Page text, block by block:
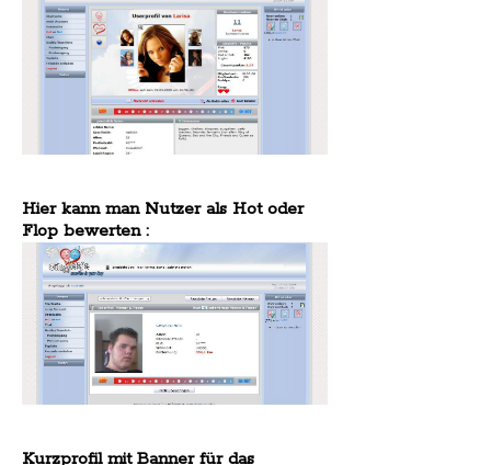
Hier kann man Nutzer als Hot oder
Flop bewerten :
Kurzprofil mit Banner für das